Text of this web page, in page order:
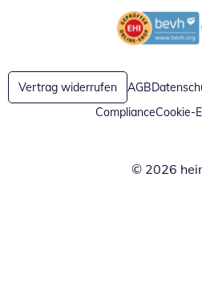
Öffnet in
Vertrag widerrufen AGB
ComplianceCookie-
© 2026